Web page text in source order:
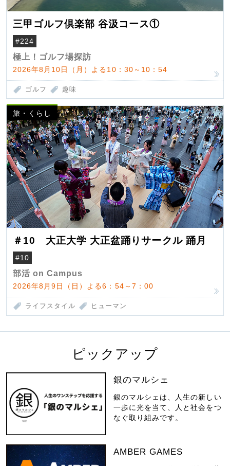
三甲ゴルフ倶楽部 谷汲コース①
#224
極上！ゴルフ場探訪
2026年8月10日（月）よる10：30～10：54
ゴルフ 趣味
旅・くらし
＃10 大正大学 大正盆踊りサークル 踊月
#10
部活 on Campus
2026年8月9日（日）よる6：54～7：00
ライフスタイル ヒューマン
ピックアップ
銀のマルシェ
銀のマルシェは、人生の新しい
一歩に光を当て、人と社会をつ
なぐ取り組みです。
AMBER GAMES